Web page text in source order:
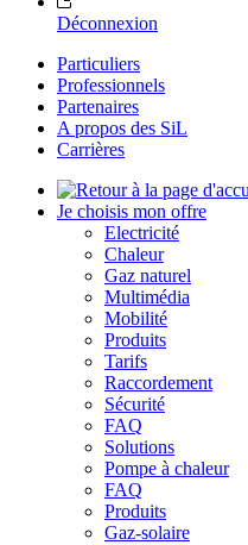
Déconnexion
Particuliers
Professionnels
Partenaires
A propos des SiL
Carrières
Je choisis mon offre
Electricité
Chaleur
Gaz naturel
Multimédia
Mobilité
Produits
Tarifs
Raccordement
Sécurité
FAQ
Solutions
Pompe à chaleur
FAQ
Produits
Gaz-solaire